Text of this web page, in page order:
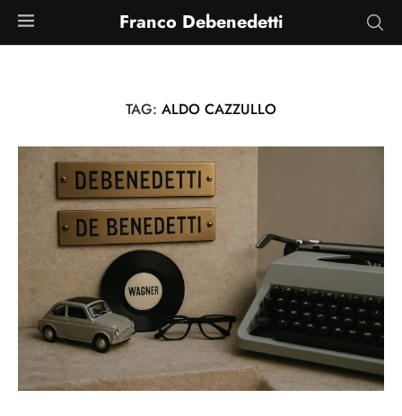
Franco Debenedetti
TAG: ALDO CAZZULLO